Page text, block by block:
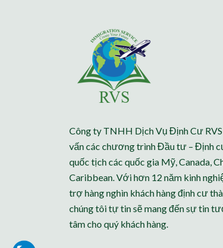
Công ty TNHH Dịch Vụ Định Cư
vấn các chương trình Đầu tư – Định
quốc tịch các quốc gia Mỹ, Canada,
Caribbean. Với hơn 12 năm kinh
trợ hàng nghìn khách hàng định cư
chúng tôi tự tin sẽ mang đến sự tin
tâm cho quý khách hàng.